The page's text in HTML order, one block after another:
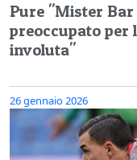
Pure "Mister
preoccupato per
involuta"
26 gennaio 2026